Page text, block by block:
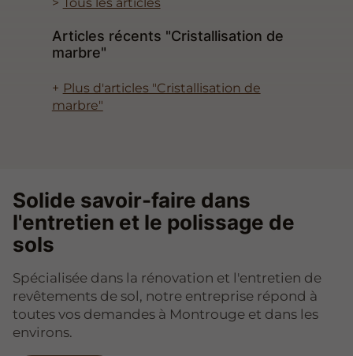
Articles récents "Cristallisation de
marbre"
Plus d'articles "Cristallisation de
marbre"
Solide savoir-faire dans
l'entretien et le polissage de
sols
Spécialisée dans la rénovation et l'entretien de
revêtements de sol, notre entreprise répond à
toutes vos demandes à Montrouge et dans les
environs.